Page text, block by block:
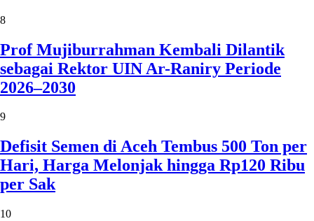
8
Prof Mujiburrahman Kembali Dilantik
sebagai Rektor UIN Ar-Raniry Periode
2026–2030
9
Defisit Semen di Aceh Tembus 500 Ton per
Hari, Harga Melonjak hingga Rp120 Ribu
per Sak
10